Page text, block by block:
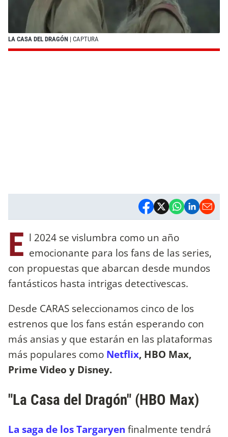
LA CASA DEL DRAGÓN | CAPTURA
E l 2024 se vislumbra como un año
emocionante para los fans de las series,
con propuestas que abarcan desde mundos
fantásticos hasta intrigas detectivescas.
Desde CARAS seleccionamos cinco de los
estrenos que los fans están esperando con
más ansias y que estarán en las plataformas
más populares como Netflix, HBO Max,
Prime Video y Disney.
"La Casa del Dragón" (HBO Max)
La saga de los Targaryen finalmente tendrá